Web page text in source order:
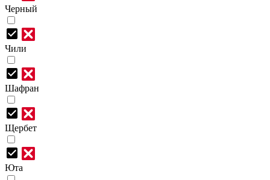
Черный
Чили
Шафран
Щербет
Юта